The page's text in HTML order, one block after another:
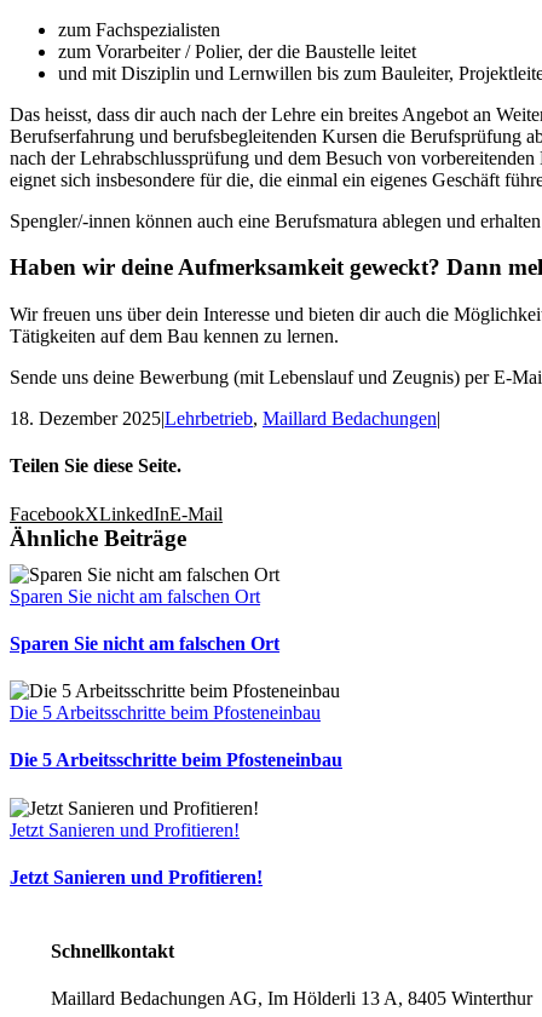
zum Fachspezialisten
zum Vorarbeiter / Polier, der die Baustelle leitet
und mit Disziplin und Lernwillen bis zum Bauleiter,
Das heisst, dass dir auch nach der Lehre ein breites Angebot an
Berufserfahrung und berufsbegleitenden Kursen die Berufsprüfung
nach der Lehrabschlussprüfung und dem Besuch von
eignet sich insbesondere für die, die einmal ein eigenes Geschäft
Spengler/-innen können auch eine Berufsmatura ablegen und
Haben wir deine Aufmerksamkeit geweckt? Dann
Wir freuen uns über dein Interesse und bieten dir auch die
Tätigkeiten auf dem Bau kennen zu lernen.
Sende uns deine Bewerbung (mit Lebenslauf und Zeugnis) per E-
18. Dezember 2025|Lehrbetrieb, Maillard Bedachungen|
Teilen Sie diese Seite.
FacebookXLinkedInE-Mail
Ähnliche Beiträge
Sparen Sie nicht am falschen Ort
Sparen Sie nicht am falschen Ort
Die 5 Arbeitsschritte beim Pfosteneinbau
Die 5 Arbeitsschritte beim Pfosteneinbau
Jetzt Sanieren und Profitieren!
Jetzt Sanieren und Profitieren!
Schnellkontakt
Maillard Bedachungen AG, Im Hölderli 13 A, 8405 Winterthur